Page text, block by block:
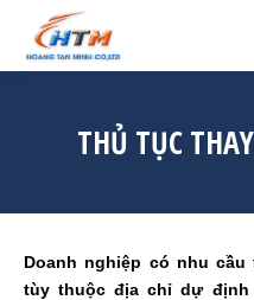
THỦ TỤC
Doanh nghiệp có nhu
tùy thuộc địa chỉ dự định